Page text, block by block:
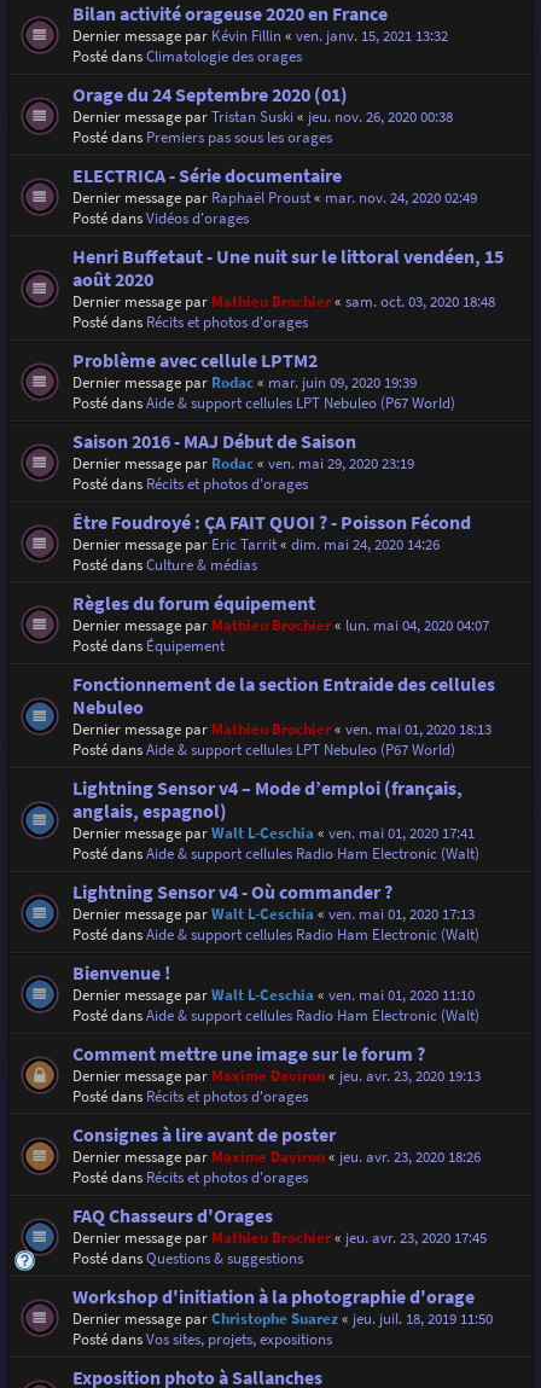
Bilan activité orageuse 2020 en France
Dernier message par Kévin Fillin« ven. janv. 15, 2021 13:32
Posté dansClimatologie des orages
Orage du 24 Septembre 2020 (01)
Dernier message parTristan Suski« jeu. nov. 26, 2020 00:38
Posté dans Premiers pas sous les orages
ELECTRICA - Série documentaire
Dernier message par Raphaël Proust« mar. nov. 24, 2020 02:49
Posté dansVidéos d'orages
Henri Buffetaut - Une nuit sur le littoral vendéen, 15
août 2020
Dernier message par Mathieu Brochier« sam. oct. 03, 2020 18:48
Posté dans Récits et photos d'orages
Problème avec cellule LPTM2
Dernier message par Rodac« mar. juin 09, 2020 19:39
Posté dansAide & support cellules LPT Nebuleo (P67 World)
Saison 2016 - MAJ Début de Saison
Dernier message par Rodac« ven. mai 29, 2020 23:19
Posté dans Récits et photos d'orages
Être Foudroyé : ÇA FAIT QUOI ? - Poisson Fécond
Dernier message par Eric Tarrit« dim. mai 24, 2020 14:26
Posté dansCulture & médias
Règles du forum équipement
Dernier message par Mathieu Brochier« lun. mai 04, 2020 04:07
Posté dans Équipement
Fonctionnement de la section Entraide des cellules
Nebuleo
Dernier message par Mathieu Brochier« ven. mai 01, 2020 18:13
Posté dansAide & support cellules LPT Nebuleo (P67 World)
Lightning Sensor v4 – Mode d’emploi (français,
anglais, espagnol)
Dernier message parWalt L-Ceschia « ven. mai 01, 2020 17:41
Posté dansAide & support cellules Radio Ham Electronic (Walt)
Lightning Sensor v4 - Où commander ?
Dernier message parWalt L-Ceschia « ven. mai 01, 2020 17:13
Posté dansAide & support cellules Radio Ham Electronic (Walt)
Bienvenue !
Dernier message parWalt L-Ceschia « ven. mai 01, 2020 11:10
Posté dansAide & support cellules Radio Ham Electronic (Walt)
Comment mettre une image sur le forum ?
Dernier message par Maxime Daviron« jeu. avr. 23, 2020 19:13
Posté dans Récits et photos d'orages
Consignes à lire avant de poster
Dernier message par Maxime Daviron« jeu. avr. 23, 2020 18:26
Posté dans Récits et photos d'orages
FAQ Chasseurs d'Orages
Dernier message par Mathieu Brochier« jeu. avr. 23, 2020 17:45
Posté dansQuestions & suggestions
Workshop d'initiation à la photographie d'orage
Dernier message parChristophe Suarez« jeu. juil. 18, 2019 11:50
Posté dansVos sites, projets, expositions
Exposition photo à Sallanches